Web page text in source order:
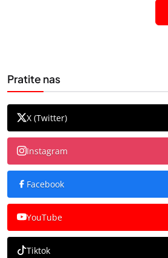
Pratite nas
X (Twitter)
Instagram
Facebook
YouTube
Tiktok